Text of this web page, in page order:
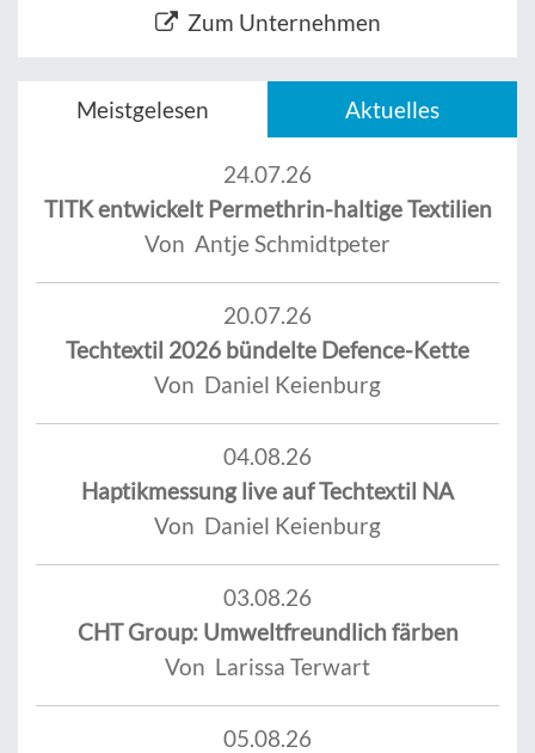
Zum Unternehmen
Meistgelesen Aktuelles
24.07.26
TITK entwickelt Permethrin-haltige Textilien
Von Antje Schmidtpeter
20.07.26
Techtextil 2026 bündelte Defence-Kette
Von Daniel Keienburg
04.08.26
Haptikmessung live auf Techtextil NA
Von Daniel Keienburg
03.08.26
CHT Group: Umweltfreundlich färben
Von Larissa Terwart
05.08.26